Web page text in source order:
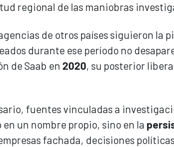
regional de las maniobras
de otros países siguieron la
durante ese período no
de Saab en 2020, su posterior
fuentes vinculadas a
un nombre propio, sino en la
fachada, decisiones